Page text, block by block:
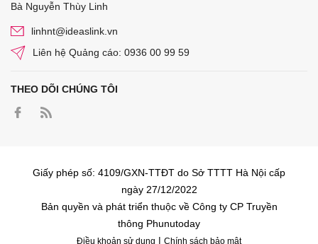
Bà Nguyễn Thùy Linh
linhnt@ideaslink.vn
Liên hệ Quảng cáo: 0936 00 99 59
THEO DÕI CHÚNG TÔI
Giấy phép số: 4109/GXN-TTĐT do Sở TTTT Hà Nội cấp
ngày 27/12/2022
Bản quyền và phát triển thuộc về Công ty CP Truyền
thông Phunutoday
Điều khoản sử dụng | Chính sách bảo mật